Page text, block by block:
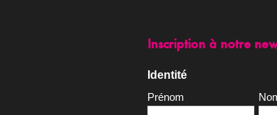
Inscription à notre
Identité
Prénom